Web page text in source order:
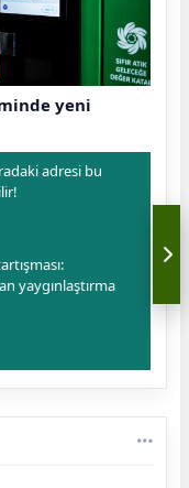
yeni
adresi bu
yaygınlaştırma